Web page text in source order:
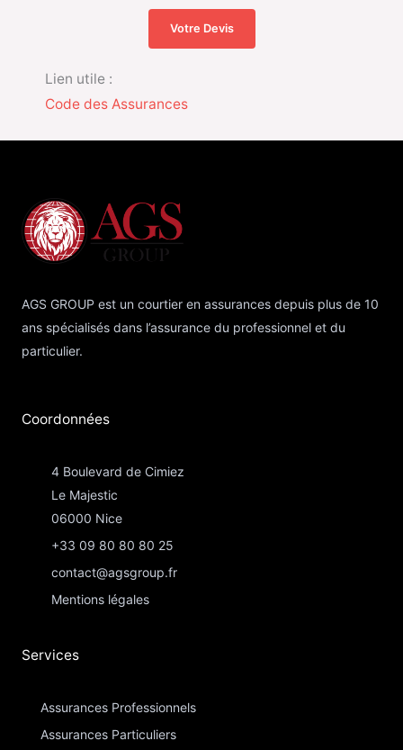
Votre Devis
Lien utile :
Code des Assurances
AGS GROUP est un courtier en assurances depuis plus de 10
ans spécialisés dans l’assurance du professionnel et du
particulier.
Coordonnées​
4 Boulevard de Cimiez
Le Majestic
06000 Nice
+33 09 80 80 80 25
contact@agsgroup.fr
Mentions légales
Services
Assurances Professionnels
Assurances Particuliers​